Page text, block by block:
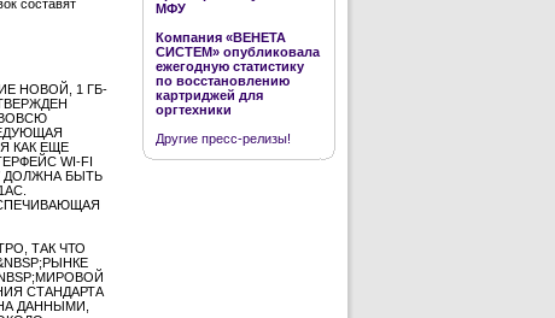
составят
НОВОЙ, 1 ГБ-
ВОВСЮ
КАК ЕЩЕ
WI-FI
ДОЛЖНА БЫТЬ
ТАК ЧТО
СТАНДАРТА
ДАННЫМИ,
МФУ
Компания «ВЕНЕТА
СИСТЕМ» опубликовала
ежегодную статистику
по восстановлению
картриджей для
оргтехники
Другие пресс-релизы!